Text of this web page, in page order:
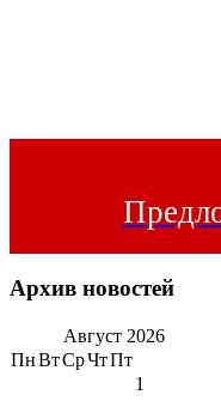
Архив новостей
Август 2026
ПнВтСрЧтПт
1